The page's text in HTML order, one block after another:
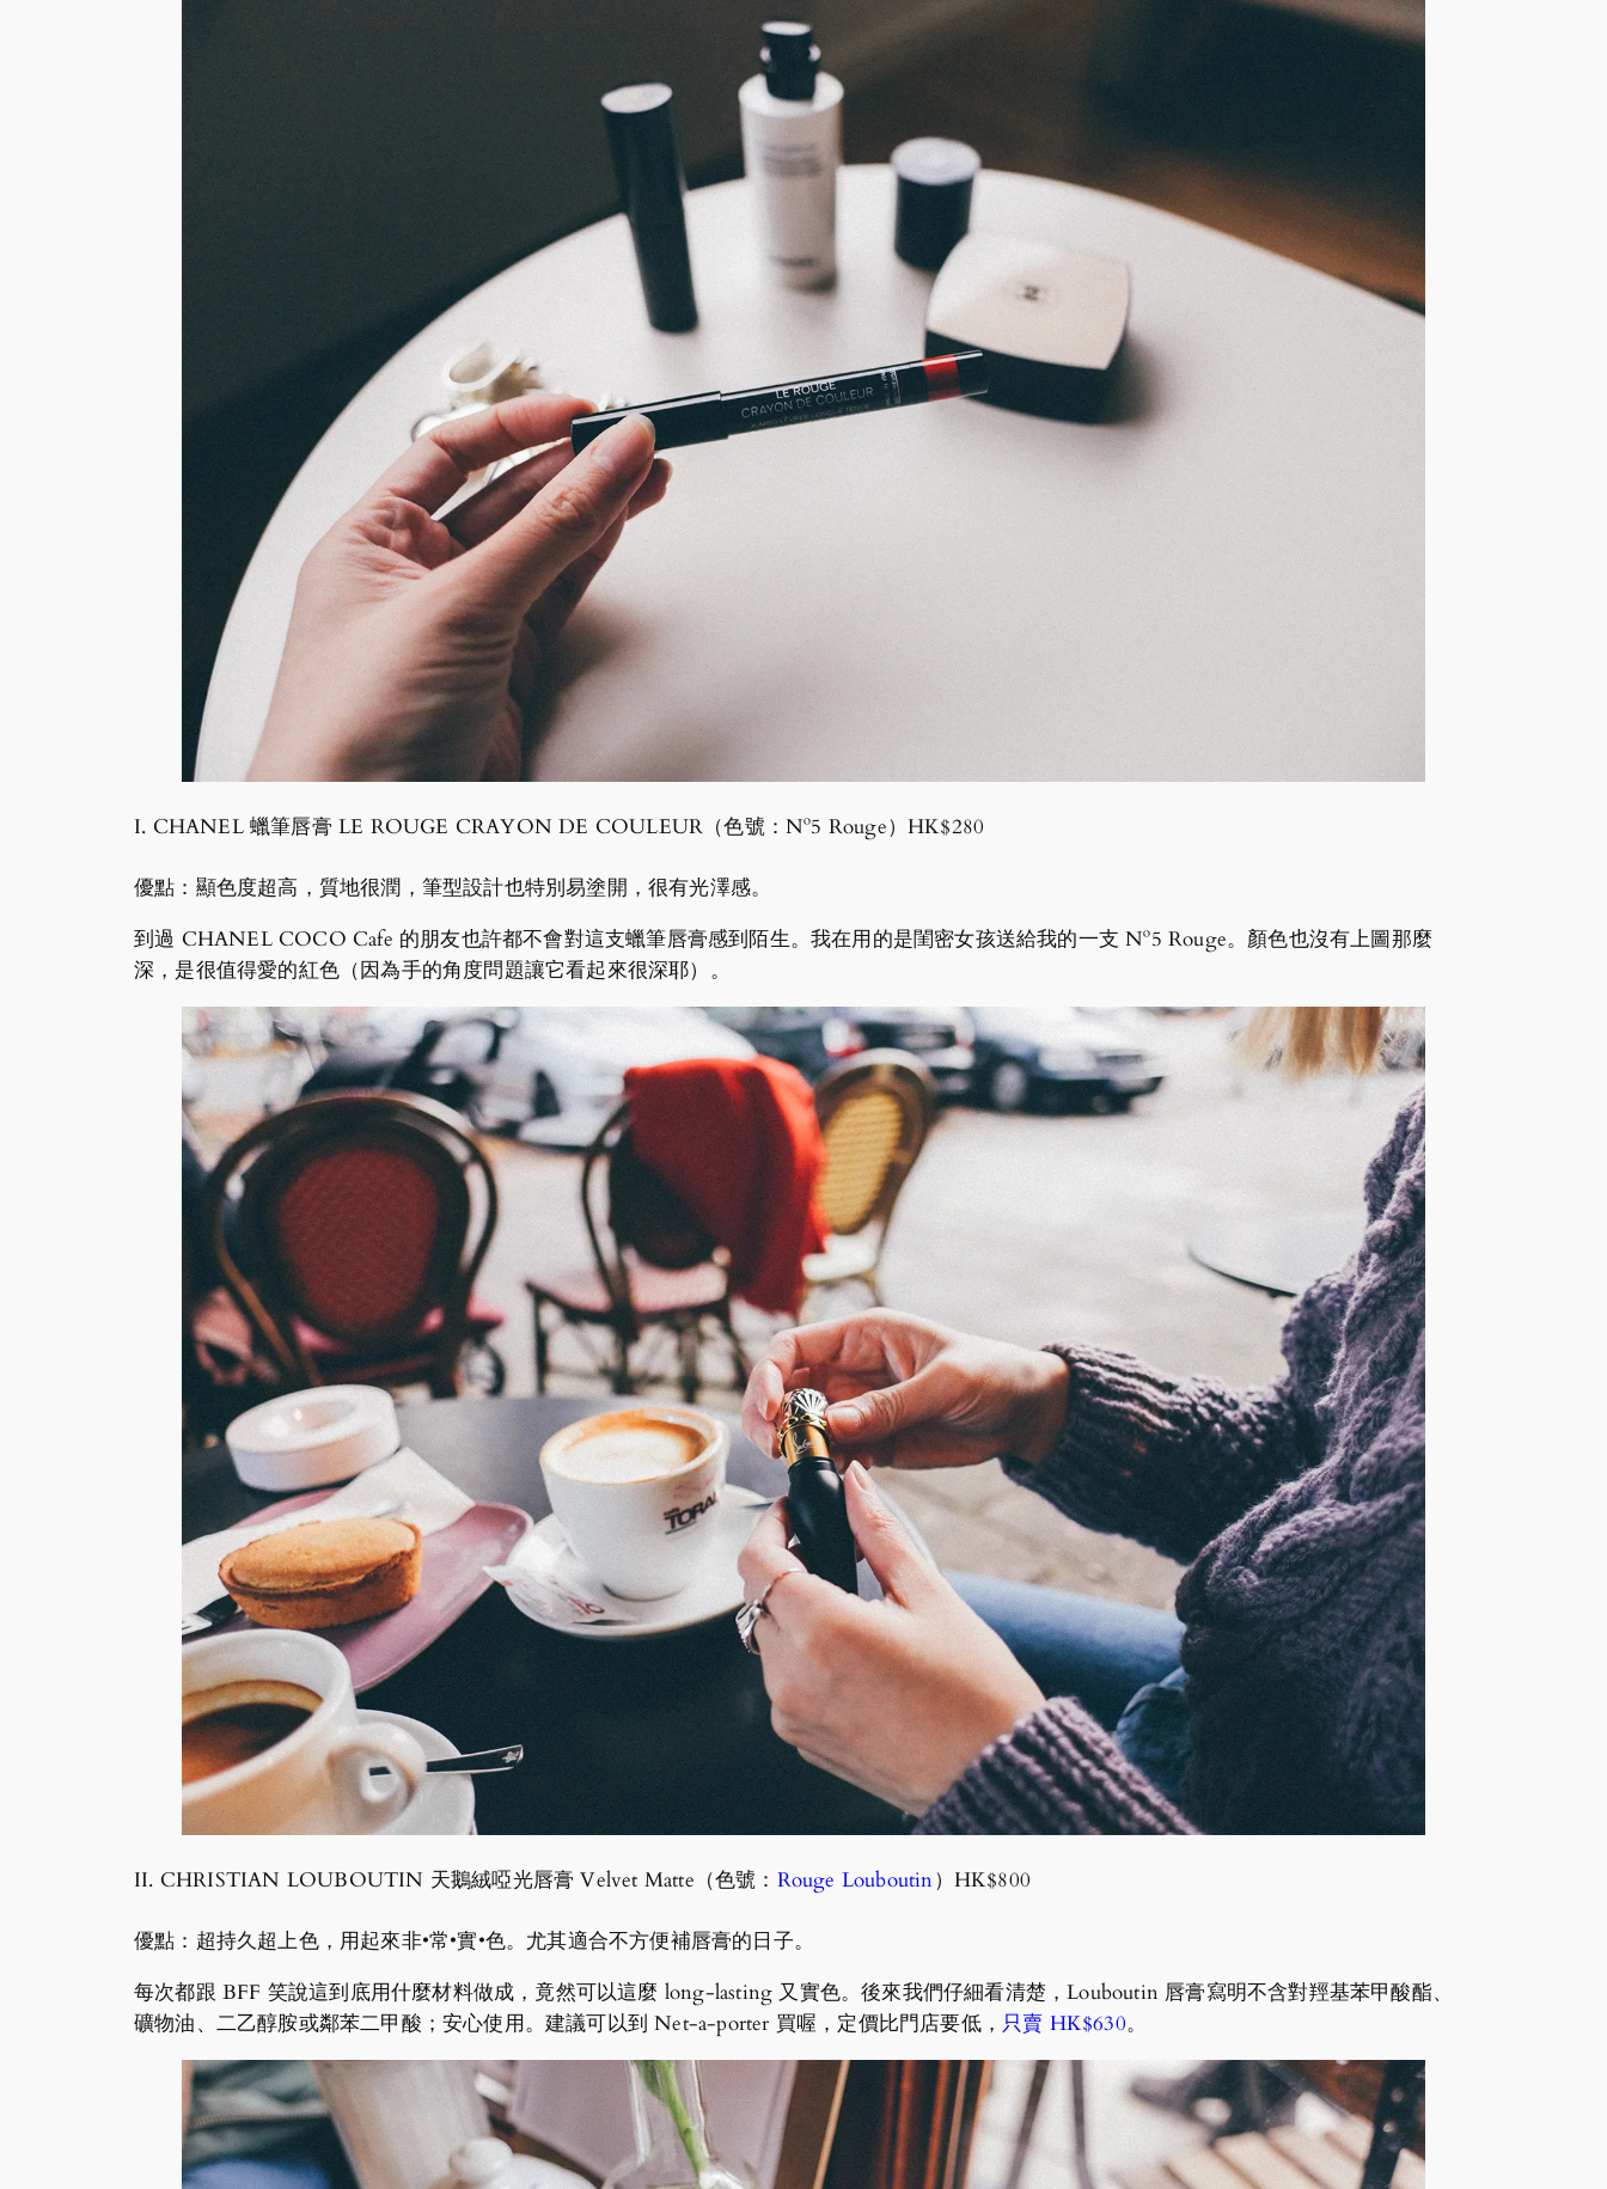
I. CHANEL 蠟筆唇膏 LE ROUGE CRAYON DE COULEUR（色號：Nº5 Rouge）HK$280
優點：顯色度超高，質地很潤，筆型設計也特別易塗開，很有光澤感。
到過 CHANEL COCO Cafe 的朋友也許都不會對這支蠟筆唇膏感到陌生。我在用的是閨密女孩送給我的一支 Nº5 Rouge。顏色也沒有上圖那麼
深，是很值得愛的紅色（因為手的角度問題讓它看起來很深耶）。
II. CHRISTIAN LOUBOUTIN 天鵝絨啞光唇膏 Velvet Matte（色號： Rouge Louboutin）HK$800
優點：超持久超上色，用起來非•常•實•色。尤其適合不方便補唇膏的日子。
每次都跟 BFF 笑說這到底用什麼材料做成，竟然可以這麼 long-lasting 又實色。後來我們仔細看清楚，Louboutin 唇膏寫明不含對羥基苯甲酸酯、
礦物油、二乙醇胺或鄰苯二甲酸；安心使用。建議可以到 Net-a-porter 買喔，定價比門店要低， 只賣 HK$630。